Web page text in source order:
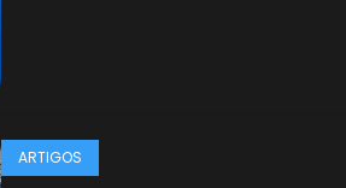
ARTIGOS